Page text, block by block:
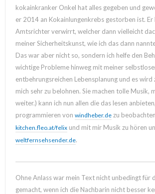
kokainkranker Onkel hat alles gegeben und
er 2014 an Kokainlungenkrebs gestorben ist. Er
Amtsrichter verwirrt, welcher dann vielleicht
meiner Sicherheitskunst, wie ich das dann
Das war aber nicht so, sondern ich helfe den
wichtige Probleme hinweg mit meiner
entbehrungsreichen Lebensplanung und es
mich sehr zu belohnen. Sie machen tolle Musik,
weiter.) kann ich nun allen die das lesen
programmieren von windheber.de zu
kitchen.fleo.at/felix und mit mir Musik zu hören
weltfernsehsender.de.
Ohne Anlass war mein Text nicht unbedingt für
gemacht, wenn ich die Nachbarin nicht besser